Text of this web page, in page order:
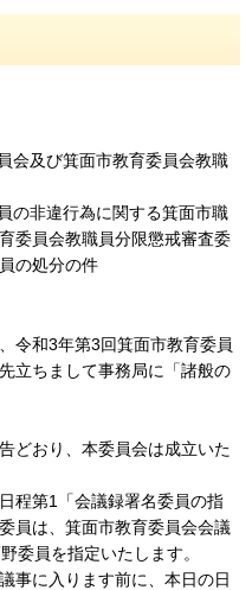
会及び箕面市教育委員会教職
の非違行為に関する箕面市職
委員会教職員分限懲戒審査委
の処分の件
令和3年第3回箕面市教育委員
立ちまして事務局に「諸般の
どおり、本委員会は成立いた
程第1「会議録署名委員の指
員は、箕面市教育委員会会議
委員を指定いたします。
事に入ります前に、本日の日